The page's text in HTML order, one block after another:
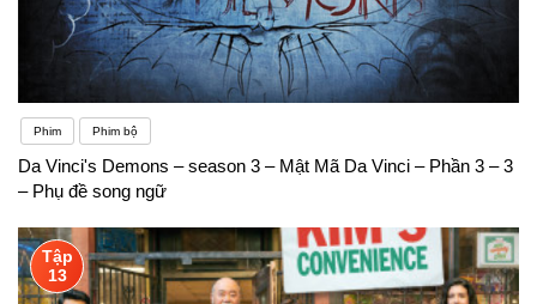
Phim Phim bộ
Da Vinci's Demons – season 3 – Mật Mã Da Vinci – Phần 3 – 3
– Phụ đề song ngữ
Tập
13